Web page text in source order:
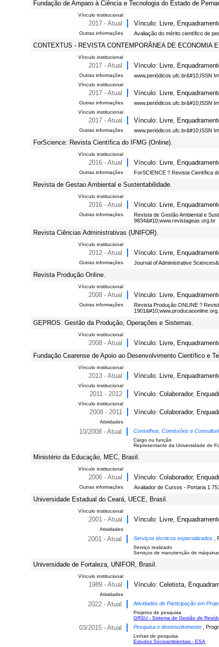
Fundação de Amparo à Ciência e Tecnologia do Estado de
Vínculo institucional
2017 - Atual Vínculo: Livre,
Outras informações Avaliação do mérito científico de
CONTEXTUS - REVISTA CONTEMPORÂNEA DE ECONOMIA
Vínculo institucional
2017 - Atual Vínculo: Livre,
Outras informações www.periódicos.ufc.br&#10;ISSN
Vínculo institucional
2017 - Atual Vínculo: Livre,
Outras informações www.periódicos.ufc.br&#10;ISSN
Vínculo institucional
2017 - Atual Vínculo: Livre,
Outras informações www.periódicos.ufc.br&#10;ISSN
ForScience: Revista Científica do IFMG (Online).
Vínculo institucional
2016 - Atual Vínculo: Livre,
Outras informações ForSCIENCE ? Revista Científica
Revista de Gestao Ambiental e Sustentabilidade.
Vínculo institucional
2016 - Atual Vínculo: Livre,
Outras informações
Revista de Gestão Ambiental e
9834&#10;www.revistageas.org.br
Revista Ciências Administrativas (UNIFOR).
Vínculo institucional
2012 - Atual Vínculo: Livre,
Outras informações Journal of Administrative
Revista Produção Online.
Vínculo institucional
2008 - Atual Vínculo: Livre,
Outras informações
Revista Produção ONLINE ?
GEPROS. Gestão da Produção, Operações e Sistemas.
Vínculo institucional
2008 - Atual
Vínculo: Livre,
Fundação Cearense de Apoio ao Desenvolvimento Científico e
Vínculo institucional
2013 - Atual Vínculo: Livre,
Vínculo institucional
2011 - 2012 Vínculo: Colaborador,
Vínculo institucional
2008 - 2011 Vínculo: Colaborador,
Atividades
10/2008 - Atual Conselhos, Comissões e
Cargo ou função
Representante da Universidade de
Ministério da Educação, MEC, Brasil.
Vínculo institucional
2006 - Atual Vínculo: Colaborador,
Outras informações Avaliador de Cursos - Portaria
Universidade Estadual do Ceará, UECE, Brasil.
Vínculo institucional
2001 - Atual Vínculo: Livre,
Atividades
2001 - Atual Serviços técnicos especializados
Serviço realizado
Serviços de manutenção de
Universidade de Fortaleza, UNIFOR, Brasil.
Vínculo institucional
1989 - Atual Vínculo: Celetista,
Atividades
2022 - Atual Atividades de Participação em
Projetos de pesquisa
GRSU - Sistema de Gestão de
03/2015 - Atual Pesquisa e desenvolvimento ,
Linhas de pesquisa
Estudos Sócioambientais - ESA